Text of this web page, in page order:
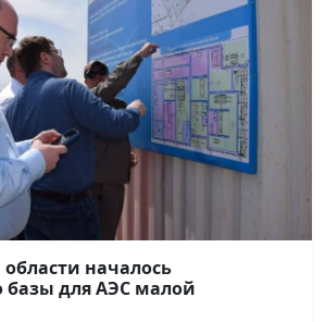
началось
базы для АЭС малой